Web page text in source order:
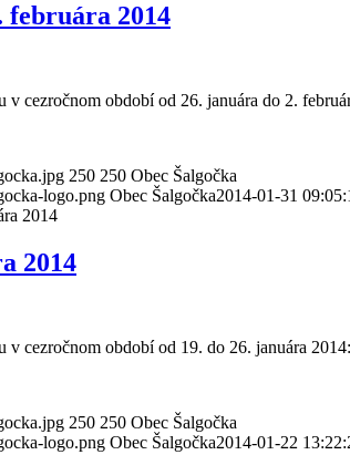
februára 2014
cezročnom období od 26. januára do 2.
250 250 Obec Šalgočka
logo.png Obec Šalgočka2014-01-31
2014
2014
cezročnom období od 19. do 26. januára 2014:
250 250 Obec Šalgočka
logo.png Obec Šalgočka2014-01-22